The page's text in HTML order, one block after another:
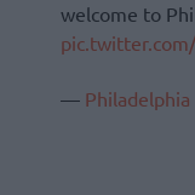
welcome to
— Philadelphia